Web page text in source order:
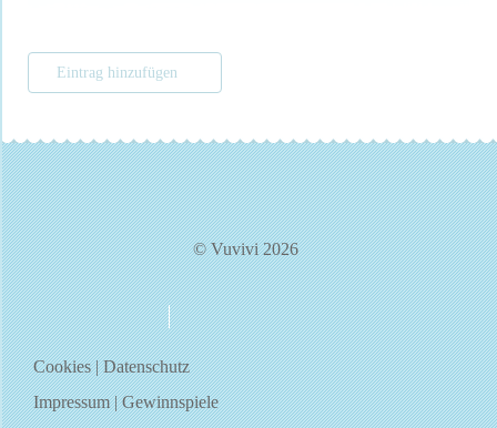
Eintrag hinzufügen
© Vuvivi 2026
über uns kontakt
Cookies|Datenschutz
Impressum|Gewinnspiele